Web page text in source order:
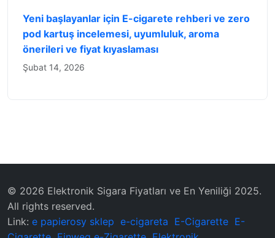
Yeni başlayanlar için E-cigarete rehberi ve zero
pod kartuş incelemesi, uyumluluk, aroma
önerileri ve fiyat kıyaslaması
Şubat 14, 2026
© 2026 Elektronik Sigara Fiyatları ve En Yeniliği 2025.
All rights reserved.
Link: e papierosy sklep e-cigareta E-Cigarette E-